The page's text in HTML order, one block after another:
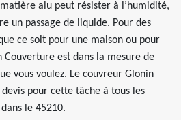
alu peut résister à l’humidité,
un passage de liquide. Pour des
ce soit pour une maison ou pour
est dans la mesure de
vous voulez. Le couvreur Glonin
pour cette tâche à tous les
le 45210.